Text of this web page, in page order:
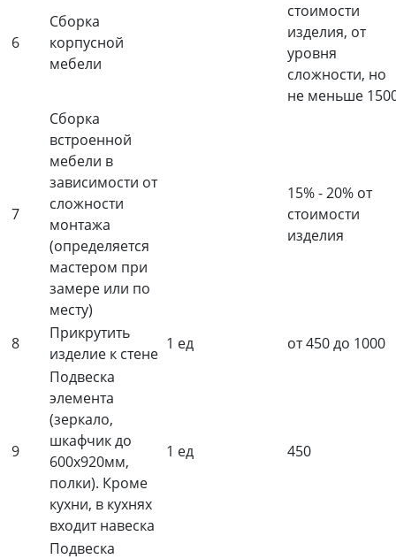
6
Сборка
корпусной
мебели
стоимости
изделия, от
уровня
сложности, но
не меньше
7
Сборка
встроенной
мебели в
зависимости от
сложности
монтажа
(определяется
мастером при
замере или по
месту)
15% - 20% от
стоимости
изделия
8
Прикрутить
изделие к стене
1 ед от 450 до 1000
9
Подвеска
элемента
(зеркало,
шкафчик до
600х920мм,
полки). Кроме
кухни, в кухнях
входит навеска
1 ед 450
Подвеска